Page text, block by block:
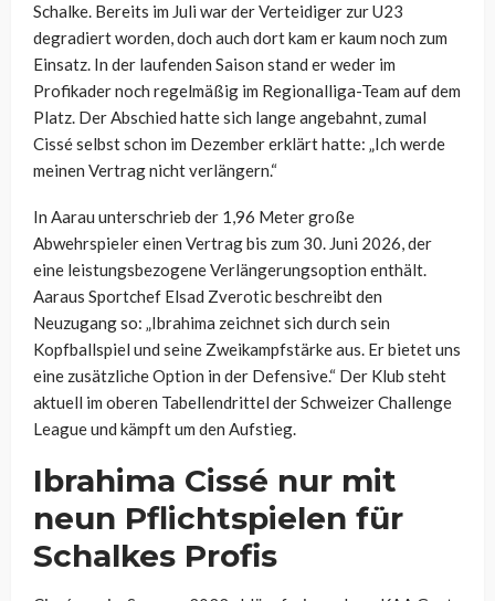
Schalke. Bereits im Juli war der Verteidiger zur U23
degradiert worden, doch auch dort kam er kaum noch zum
Einsatz. In der laufenden Saison stand er weder im
Profikader noch regelmäßig im Regionalliga-Team auf dem
Platz. Der Abschied hatte sich lange angebahnt, zumal
Cissé selbst schon im Dezember erklärt hatte: „Ich werde
meinen Vertrag nicht verlängern.“
In Aarau unterschrieb der 1,96 Meter große
Abwehrspieler einen Vertrag bis zum 30. Juni 2026, der
eine leistungsbezogene Verlängerungsoption enthält.
Aaraus Sportchef Elsad Zverotic beschreibt den
Neuzugang so: „Ibrahima zeichnet sich durch sein
Kopfballspiel und seine Zweikampfstärke aus. Er bietet uns
eine zusätzliche Option in der Defensive.“ Der Klub steht
aktuell im oberen Tabellendrittel der Schweizer Challenge
League und kämpft um den Aufstieg.
Ibrahima Cissé nur mit
neun Pflichtspielen für
Schalkes Profis